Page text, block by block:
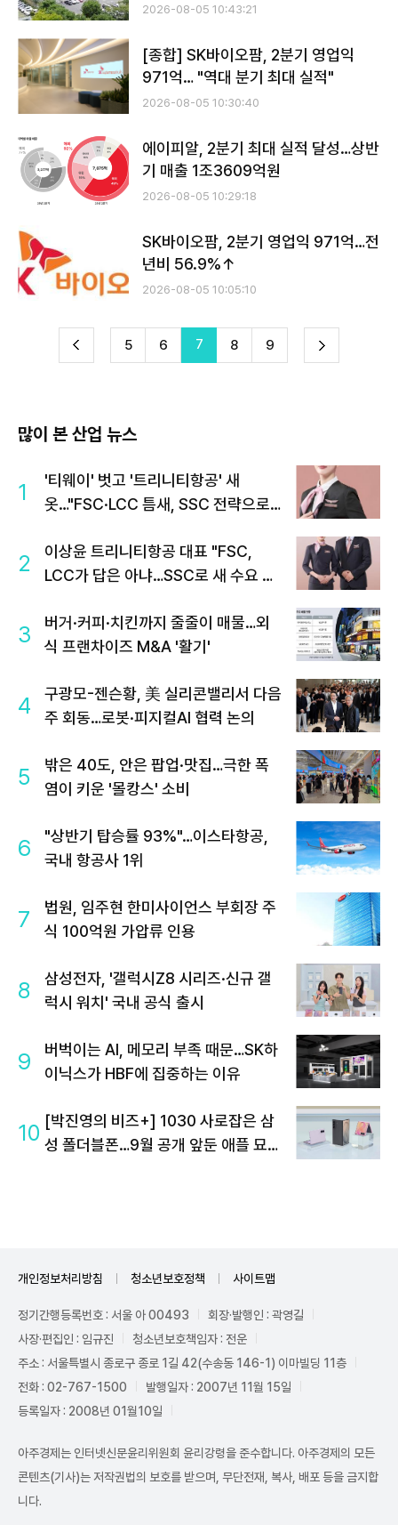
2026-08-05 10:43:21
[종합] SK바이오팜, 2분기 영업익
971억… "역대 분기 최대 실적"
2026-08-05 10:30:40
에이피알, 2분기 최대 실적 달성…상반
기 매출 1조3609억원
2026-08-05 10:29:18
SK바이오팜, 2분기 영업익 971억…전
년비 56.9%↑
2026-08-05 10:05:10
이 5 6 7 8 9 다
많이 본 산업 뉴스
1
'티웨이' 벗고 '트리니티항공' 새
옷…"FSC·LCC 틈새, SSC 전략으로
2
이상윤 트리니티항공 대표 "FSC,
LCC가 답은 아냐…SSC로 새 수요 창
3
버거·커피·치킨까지 줄줄이 매물…외
식 프랜차이즈 M&A '활기'
4
구광모-젠슨황, 美 실리콘밸리서 다음
주 회동…로봇·피지컬AI 협력 논의
5
밖은 40도, 안은 팝업·맛집…극한 폭
염이 키운 '몰캉스' 소비
6
"상반기 탑승률 93%"…이스타항공,
국내 항공사 1위
7
법원, 임주현 한미사이언스 부회장 주
식 100억원 가압류 인용
8
삼성전자, '갤럭시Z8 시리즈·신규 갤
럭시 워치' 국내 공식 출시
9
버벅이는 AI, 메모리 부족 때문…SK하
이닉스가 HBF에 집중하는 이유
10 [박진영의 비즈+] 1030 사로잡은 삼
성 폴더블폰…9월 공개 앞둔 애플 묘수
개인정보처리방침 청소년보호정책 사이트맵
정기간행등록번호 : 서울 아 00493
회장·발행인 : 곽영길
사장·편집인 : 임규진
청소년보호책임자 : 전운
주소 : 서울특별시 종로구 종로 1길 42(수송동 146-1) 이마빌딩 11층
전화 : 02-767-1500
발행일자 : 2007년 11월 15일
등록일자 : 2008년 01월10일
아주경제는 인터넷신문윤리위원회 윤리강령을 준수합니다. 아주경제의 모든
콘텐츠(기사)는 저작권법의 보호를 받으며, 무단전재, 복사, 배포 등을 금지합
니다.